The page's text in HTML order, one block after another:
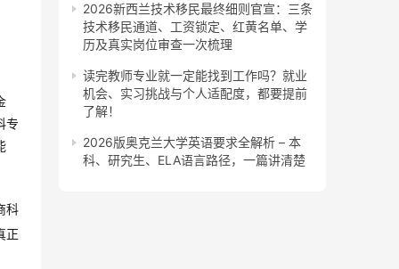
专
科
正
2026新西兰技术移民最终细则官宣：三条
技术移民通道、工资锁定、红黄名单、学
历及真实岗位审查一次梳理
读完教师专业就一定能找到工作吗？就业
机会、实习挑战与个人适配度，都要提前
了解！
2026版奥克兰大学英语要求全解析 – 本
科、研究生、ELA语言路径，一篇讲清楚